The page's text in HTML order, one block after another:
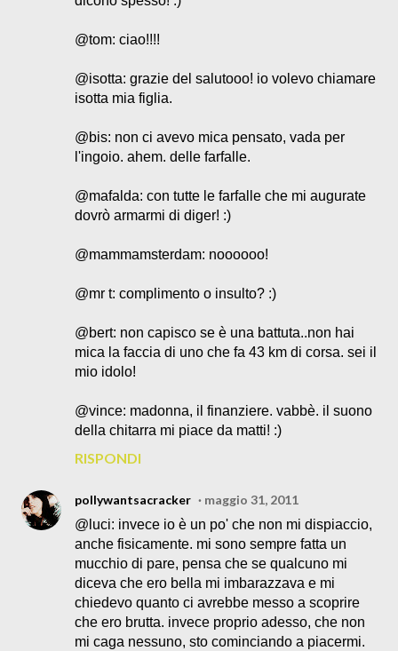
@tom: ciao!!!!
@isotta: grazie del salutooo! io volevo chiamare
isotta mia figlia.
@bis: non ci avevo mica pensato, vada per
l'ingoio. ahem. delle farfalle.
@mafalda: con tutte le farfalle che mi augurate
dovrò armarmi di diger! :)
@mammamsterdam: noooooo!
@mr t: complimento o insulto? :)
@bert: non capisco se è una battuta..non hai
mica la faccia di uno che fa 43 km di corsa. sei il
mio idolo!
@vince: madonna, il finanziere. vabbè. il suono
della chitarra mi piace da matti! :)
RISPONDI
pollywantsacracker
maggio 31, 2011
@luci: invece io è un po' che non mi dispiaccio,
anche fisicamente. mi sono sempre fatta un
mucchio di pare, pensa che se qualcuno mi
diceva che ero bella mi imbarazzava e mi
chiedevo quanto ci avrebbe messo a scoprire
che ero brutta. invece proprio adesso, che non
mi caga nessuno, sto cominciando a piacermi.